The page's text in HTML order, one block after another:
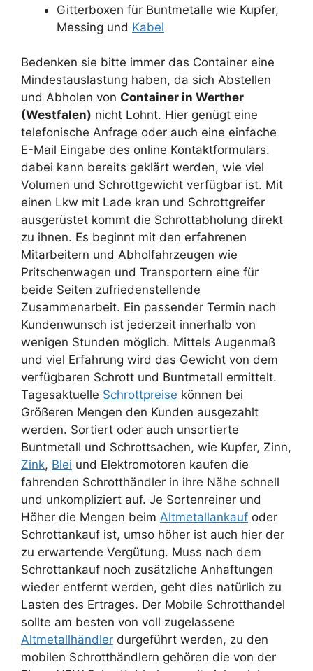
Gitterboxen für Buntmetalle wie Kupfer,
Messing und Kabel
Bedenken sie bitte immer das Container eine
Mindestauslastung haben, da sich Abstellen
und Abholen von Container in Werther
(Westfalen) nicht Lohnt. Hier genügt eine
telefonische Anfrage oder auch eine einfache
E-Mail Eingabe des online Kontaktformulars.
dabei kann bereits geklärt werden, wie viel
Volumen und Schrottgewicht verfügbar ist. Mit
einen Lkw mit Lade kran und Schrottgreifer
ausgerüstet kommt die Schrottabholung direkt
zu ihnen. Es beginnt mit den erfahrenen
Mitarbeitern und Abholfahrzeugen wie
Pritschenwagen und Transportern eine für
beide Seiten zufriedenstellende
Zusammenarbeit. Ein passender Termin nach
Kundenwunsch ist jederzeit innerhalb von
wenigen Stunden möglich. Mittels Augenmaß
und viel Erfahrung wird das Gewicht von dem
verfügbaren Schrott und Buntmetall ermittelt.
Tagesaktuelle Schrottpreise können bei
Größeren Mengen den Kunden ausgezahlt
werden. Sortiert oder auch unsortierte
Buntmetall und Schrottsachen, wie Kupfer, Zinn,
Zink, Blei und Elektromotoren kaufen die
fahrenden Schrotthändler in ihre Nähe schnell
und unkompliziert auf. Je Sortenreiner und
Höher die Mengen beim Altmetallankauf oder
Schrottankauf ist, umso höher ist auch hier der
zu erwartende Vergütung. Muss nach dem
Schrottankauf noch zusätzliche Anhaftungen
wieder entfernt werden, geht dies natürlich zu
Lasten des Ertrages. Der Mobile Schrotthandel
sollte am besten von voll zugelassene
Altmetallhändler durgeführt werden, zu den
mobilen Schrotthändlern gehören die von der